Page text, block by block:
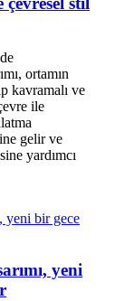
ortamın
kavramalı ve
ile
gelir ve
yardımcı
yeni